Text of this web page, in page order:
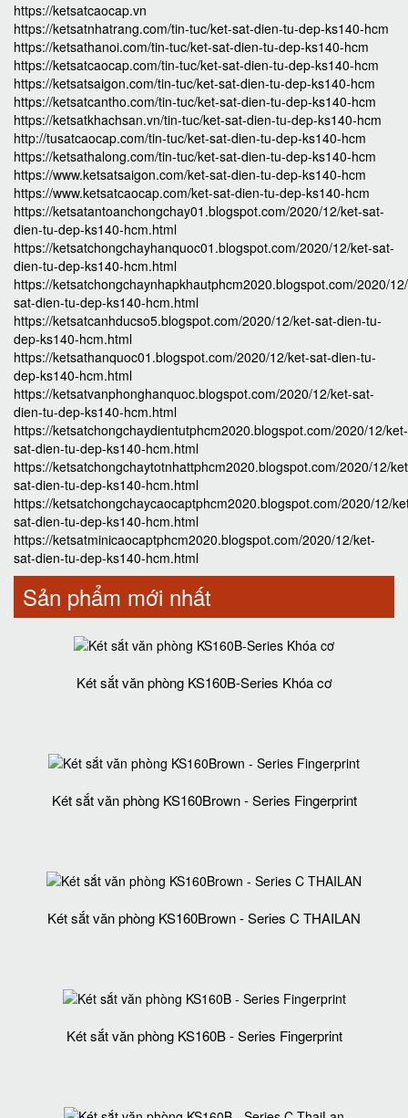
https://ketsatcaocap.vn
https://ketsatnhatrang.com/tin-tuc/ket-sat-dien-tu-dep-ks140-hcm
https://ketsathanoi.com/tin-tuc/ket-sat-dien-tu-dep-ks140-hcm
https://ketsatcaocap.com/tin-tuc/ket-sat-dien-tu-dep-ks140-hcm
https://ketsatsaigon.com/tin-tuc/ket-sat-dien-tu-dep-ks140-hcm
https://ketsatcantho.com/tin-tuc/ket-sat-dien-tu-dep-ks140-hcm
https://ketsatkhachsan.vn/tin-tuc/ket-sat-dien-tu-dep-ks140-hcm
http://tusatcaocap.com/tin-tuc/ket-sat-dien-tu-dep-ks140-hcm
https://ketsathalong.com/tin-tuc/ket-sat-dien-tu-dep-ks140-hcm
https://www.ketsatsaigon.com/ket-sat-dien-tu-dep-ks140-hcm
https://www.ketsatcaocap.com/ket-sat-dien-tu-dep-ks140-hcm
https://ketsatantoanchongchay01.blogspot.com/2020/12/ket-sat-
dien-tu-dep-ks140-hcm.html
https://ketsatchongchayhanquoc01.blogspot.com/2020/12/ket-sat-
dien-tu-dep-ks140-hcm.html
https://ketsatchongchaynhapkhautphcm2020.blogspot.com/2020/
sat-dien-tu-dep-ks140-hcm.html
https://ketsatcanhducso5.blogspot.com/2020/12/ket-sat-dien-tu-
dep-ks140-hcm.html
https://ketsathanquoc01.blogspot.com/2020/12/ket-sat-dien-tu-
dep-ks140-hcm.html
https://ketsatvanphonghanquoc.blogspot.com/2020/12/ket-sat-
dien-tu-dep-ks140-hcm.html
https://ketsatchongchaydientutphcm2020.blogspot.com/2020/12/ket-
sat-dien-tu-dep-ks140-hcm.html
https://ketsatchongchaytotnhattphcm2020.blogspot.com/2020/12/
sat-dien-tu-dep-ks140-hcm.html
https://ketsatchongchaycaocaptphcm2020.blogspot.com/2020/12/
sat-dien-tu-dep-ks140-hcm.html
https://ketsatminicaocaptphcm2020.blogspot.com/2020/12/ket-
sat-dien-tu-dep-ks140-hcm.html
Sản phẩm mới nhất
Két sắt văn phòng KS160B-Series Khóa cơ
Két sắt văn phòng KS160Brown - Series Fingerprint
Két sắt văn phòng KS160Brown - Series C THAILAN
Két sắt văn phòng KS160B - Series Fingerprint